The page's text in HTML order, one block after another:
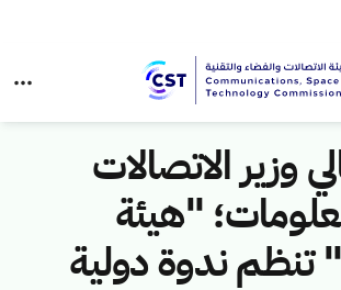
وزير الاتصالات
"هيئة
تنظم ندوة دولية